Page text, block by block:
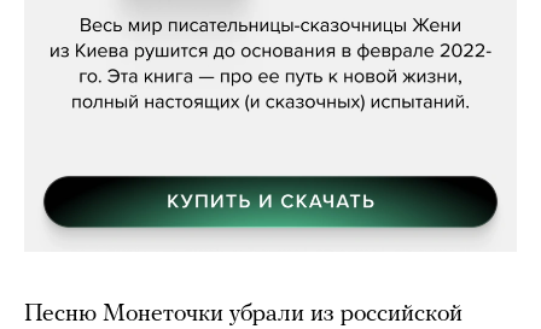
Песню Монеточки убрали из российской